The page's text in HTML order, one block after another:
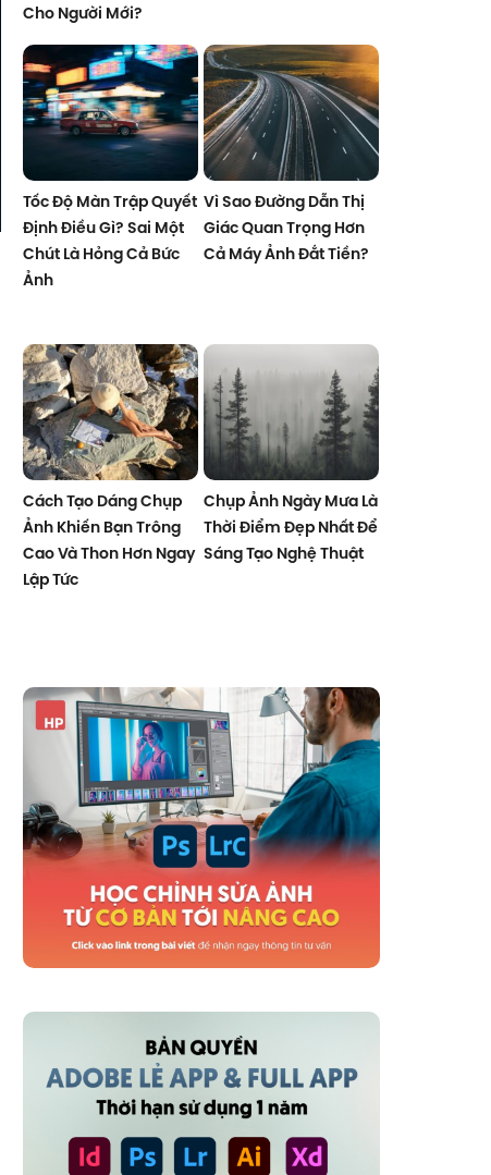
Cho Người Mới?
Tốc Độ Màn Trập Quyết
Định Điều Gì? Sai Một
Chút Là Hỏng Cả Bức
Ảnh
Vì Sao Đường Dẫn Thị
Giác Quan Trọng Hơn
Cả Máy Ảnh Đắt Tiền?
Cách Tạo Dáng Chụp
Ảnh Khiến Bạn Trông
Cao Và Thon Hơn Ngay
Lập Tức
Chụp Ảnh Ngày Mưa Là
Thời Điểm Đẹp Nhất Để
Sáng Tạo Nghệ Thuật